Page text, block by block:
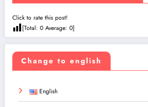
Click to rate this post!
[Total: 0 Average: 0]
Change to english
English